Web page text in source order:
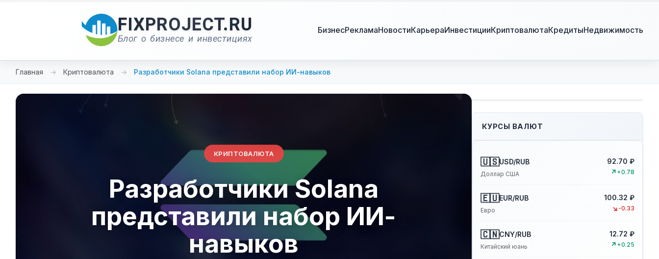
FIXPROJECT.RU
Блог о бизнесе и инвестициях
БизнесРекламаНовостиКарьераИнвестицииКриптовалютаКредитыНедвижимость
Главная → Криптовалюта → Разработчики Solana представили набор ИИ-навыков
КРИПТОВАЛЮТА
Разработчики Solana
представили набор ИИ-
навыков
КУРСЫ ВАЛЮТ
🇺🇸USD/RUB
Доллар США
92.70 ₽
↗ +0.78
🇪🇺EUR/RUB
Евро
100.32 ₽
↘ -0.33
🇨🇳CNY/RUB
Китайский юань
12.72 ₽
↗ +0.25